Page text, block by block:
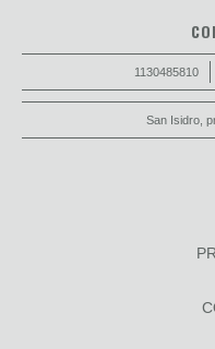
1130485810
San Isidro,